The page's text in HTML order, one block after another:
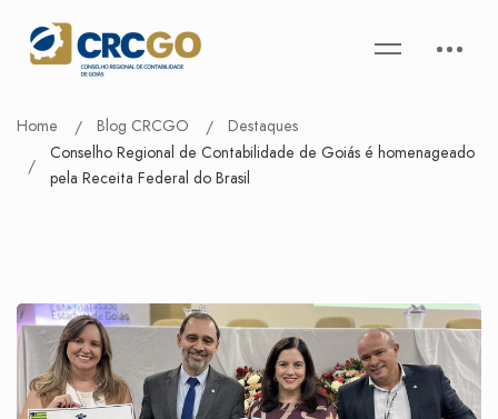
Home Blog CRCGO
Destaques
Conselho Regional de Contabilidade de Goiás é homenageado
pela Receita Federal do Brasil